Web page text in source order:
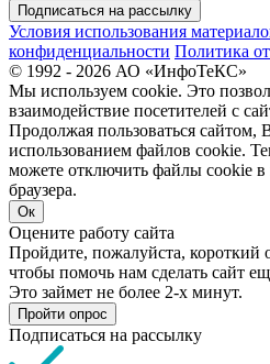
Подписаться на рассылку
Условия использования
конфиденциальности Политика
© 1992 - 2026 АО «ИнфоТеКС»
Мы используем cookie. Это
взаимодействие посетителей с
Продолжая пользоваться сайтом,
использованием файлов cookie.
можете отключить файлы cookie в
браузера.
Ок
Оцените работу сайта
Пройдите, пожалуйста, короткий
чтобы помочь нам сделать сайт
Это займет не более 2-х минут.
Пройти опрос
Подписаться на рассылку